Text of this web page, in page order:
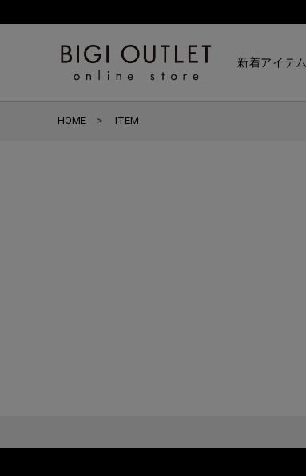
新着アイテム
HOME ITEM